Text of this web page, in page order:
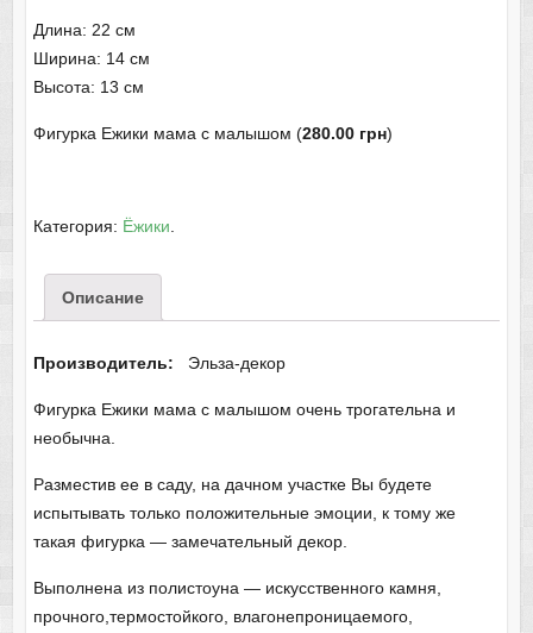
Длина: 22 см
Ширина: 14 см
Высота: 13 см
Фигурка Ежики мама с малышом (280.00 грн)
Категория: Ёжики.
Описание
Производитель: Эльза-декор
Фигурка Ежики мама с малышом очень трогательна и
необычна.
Разместив ее в саду, на дачном участке Вы будете
испытывать только положительные эмоции, к тому же
такая фигурка — замечательный декор.
Выполнена из полистоуна — искусственного камня,
прочного,термостойкого, влагонепроницаемого,